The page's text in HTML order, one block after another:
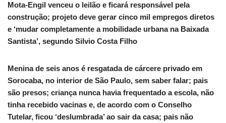
Mota-Engil venceu o leilão e ficará responsável pela
construção; projeto deve gerar cinco mil empregos diretos
e ‘mudar completamente a mobilidade urbana na Baixada
Santista’, segundo Silvio Costa Filho
Menina de seis anos é resgatada de cárcere privado em
Sorocaba, no interior de São Paulo, sem saber falar; pais
são presos; criança nunca havia frequentado a escola, não
tinha recebido vacinas e, de acordo com o Conselho
Tutelar, ficou ‘deslumbrada’ ao sair da casa; pais não